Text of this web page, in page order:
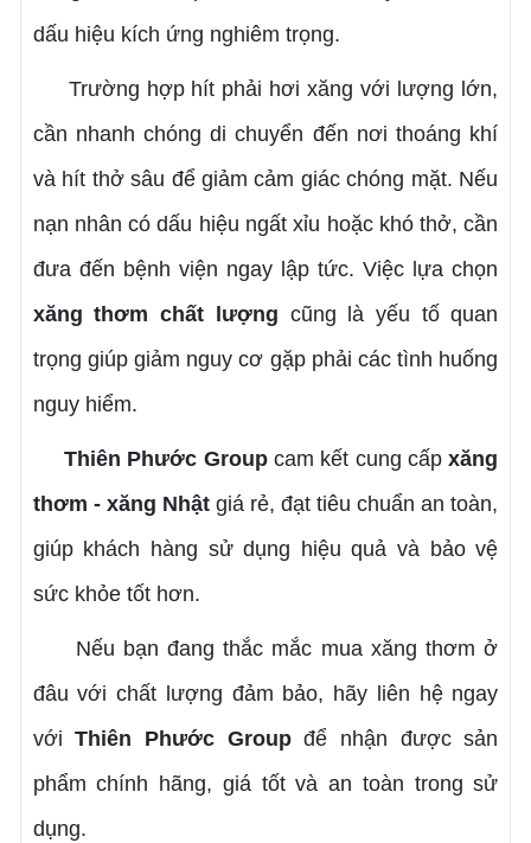
dấu hiệu kích ứng nghiêm trọng.
Trường hợp hít phải hơi xăng với lượng lớn,
cần nhanh chóng di chuyển đến nơi thoáng khí
và hít thở sâu để giảm cảm giác chóng mặt. Nếu
nạn nhân có dấu hiệu ngất xỉu hoặc khó thở, cần
đưa đến bệnh viện ngay lập tức. Việc lựa chọn
xăng thơm chất lượng cũng là yếu tố quan
trọng giúp giảm nguy cơ gặp phải các tình huống
nguy hiểm.
Thiên Phước Groupcam kết cung cấpxăng
thơm - xăng Nhậtgiá rẻ, đạt tiêu chuẩn an toàn,
giúp khách hàng sử dụng hiệu quả và bảo vệ
sức khỏe tốt hơn.
Nếu bạn đang thắc mắc mua xăng thơm ở
đâu với chất lượng đảm bảo, hãy liên hệ ngay
vớiThiên Phước Groupđể nhận được sản
phẩm chính hãng, giá tốt và an toàn trong sử
dụng.